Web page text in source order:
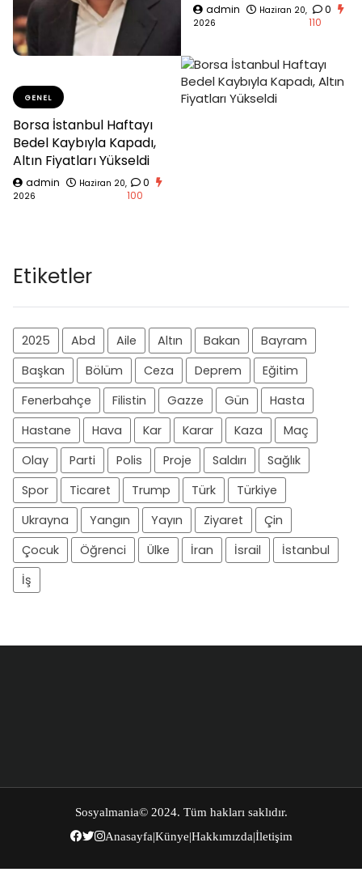
admin
Haziran 20,
2026
0
110
GENEL
Borsa İstanbul Haftayı
Bedel Kaybıyla Kapadı,
Altın Fiyatları Yükseldi
admin
Haziran 20,
2026
0
100
Etiketler
2025 Abd Aile Altın Bakan
Bayram
Başkan
Bölüm Ceza Deprem
Eğitim
Fenerbahçe
Filistin Gazze Gün
Hasta
Hastane
Hava Kar Karar Kaza
Maç
Olay
Parti Polis Proje Saldırı
Sağlık
Spor
Ticaret Trump Türk
Türkiye
Ukrayna
Yangın Yayın Ziyaret
Çin
Çocuk
Öğrenci Ülke İran İsrail
İstanbul
İş
Sosyalmania© 2024. Tüm hakları saklıdır.
Anasayfa|Künye|Hakkımızda|İletişim